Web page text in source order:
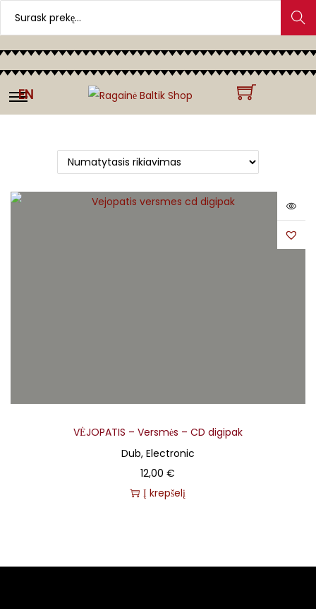
Search
EN
VĖJOPATIS – Versmės – CD digipak
Dub, Electronic
12,00€
Į krepšelį